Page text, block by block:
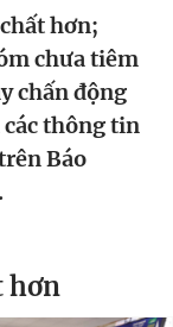
cáo
hơn;
chưa tiêm
chấn động
thông tin
Báo
hơn